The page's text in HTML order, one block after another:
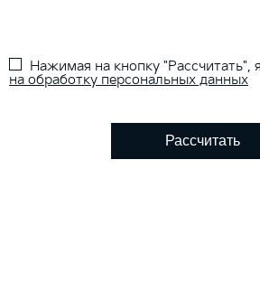
Нажимая на кнопку "Рассчитать",
на обработку персональных данных
Рассчитать